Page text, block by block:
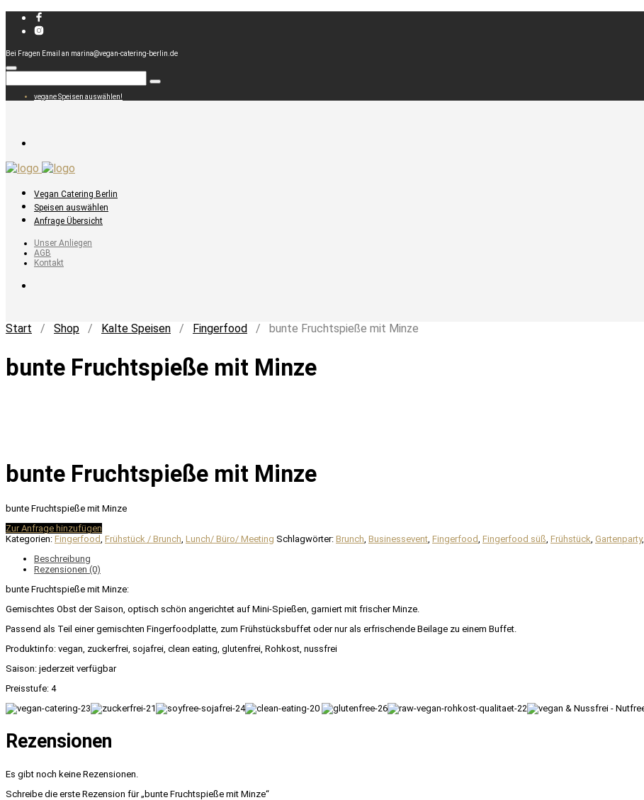
Bei Fragen Email an marina@vegan-catering-berlin.de
vegane Speisen auswählen!
Vegan Catering Berlin
Speisen auswählen
Anfrage Übersicht
Unser Anliegen
AGB
Kontakt
Start / Shop / Kalte Speisen / Fingerfood / bunte Fruchtspieße mit Minze
bunte Fruchtspieße mit Minze
bunte Fruchtspieße mit Minze
bunte Fruchtspieße mit Minze
Zur Anfrage hinzufügen
Kategorien: Fingerfood, Frühstück / Brunch, Lunch/ Büro/ Meeting Schlagwörter: Brunch, Businessevent, Fingerfood, Fingerfood süß, Frühstück, Gartenparty,
Beschreibung
Rezensionen (0)
bunte Fruchtspieße mit Minze:
Gemischtes Obst der Saison, optisch schön angerichtet auf Mini-Spießen, garniert mit frischer Minze.
Passend als Teil einer gemischten Fingerfoodplatte, zum Frühstücksbuffet oder nur als erfrischende Beilage zu einem Buffet.
Produktinfo: vegan, zuckerfrei, sojafrei, clean eating, glutenfrei, Rohkost, nussfrei
Saison: jederzeit verfügbar
Preisstufe: 4
Rezensionen
Es gibt noch keine Rezensionen.
Schreibe die erste Rezension für „bunte Fruchtspieße mit Minze“